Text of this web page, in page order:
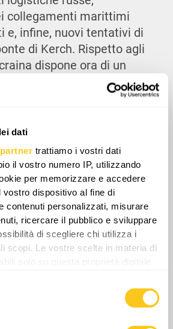
dati
trattiamo i vostri dati
il vostro numero IP, utilizzando
per memorizzare e accedere
vostro dispositivo al fine di
contenuti personalizzati, misurare
ricercare il pubblico e sviluppare
di scegliere chi utilizza i
scopi. Le vostre scelte in materia di
solo su questa proprietà digitale
il proprio consenso in qualsiasi
sui cookie o facendo clic
collegamenti marittimi
e, infine, nuovi tentativi di
di Kerch. Rispetto agli
dispone ora di un
espansione di droni a lungo
nazionale, mentre
fornendo ai pianificatori di
di strumenti per
Ciò minaccia di
la penisola ucraina
controllo diretto da parte